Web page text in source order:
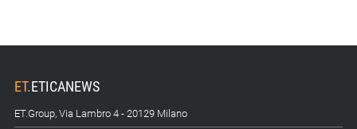
ET.ETICANEWS
ET.Group, Via Lambro 4 - 20129 Milano